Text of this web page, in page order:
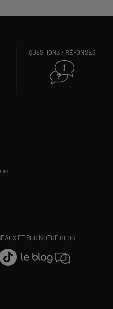
QUESTIONS / RÉPONSES
€90
ET SUR NOTRE BLOG